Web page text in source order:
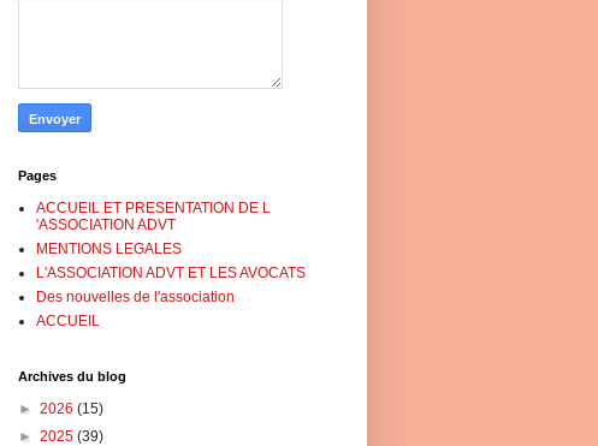
Pages
ACCUEIL ET PRESENTATION DE L
'ASSOCIATION ADVT
MENTIONS LEGALES
L'ASSOCIATION ADVT ET LES AVOCATS
Des nouvelles de l'association
ACCUEIL
Archives du blog
► 2026 (15)
► 2025 (39)